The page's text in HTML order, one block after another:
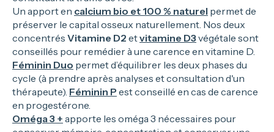
Un apport en calcium bio et 100 % naturel permet de
préserver le capital osseux naturellement. Nos deux
concentrés Vitamine D2 etvitamine D3 végétale sont
conseillés pour remédier à une carence en vitamine D.
Féminin Duo permet d’équilibrer les deux phases du
cycle (à prendre après analyses et consultation d'un
thérapeute). Féminin P est conseillé en cas de carence
en progestérone.
Oméga 3 + apporte les oméga 3 nécessaires pour